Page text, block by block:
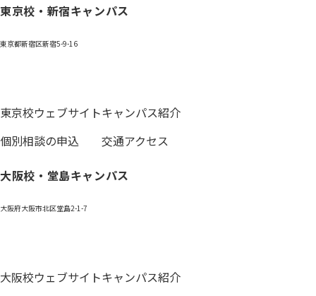
東京校・新宿キャンパス
東京都新宿区新宿5-9-16
東京校ウェブサイトキャンパス紹介
個別相談の申込
交通アクセス
大阪校・堂島キャンパス
大阪府大阪市北区堂島2-1-7
大阪校ウェブサイトキャンパス紹介